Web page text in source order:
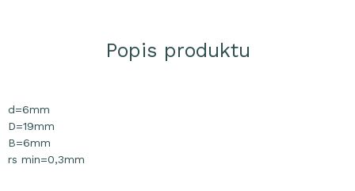
Popis produktu
d=6mm
D=19mm
B=6mm
rs min=0,3mm